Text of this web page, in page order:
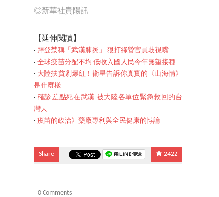
◎新華社貴陽訊
【延伸閱讀】
‧ 拜登禁稱「武漢肺炎」 狠打綠營官員歧視嘴
‧ 全球疫苗分配不均 低收入國人民今年無望接種
‧ 大陸扶貧劇爆紅！衛星告訴你真實的《山海情》
是什麼樣
‧ 確診差點死在武漢 被大陸各單位緊急救回的台
灣人
‧ 疫苗的政治》藥廠專利與全民健康的悖論
Share 2422
0 Comments